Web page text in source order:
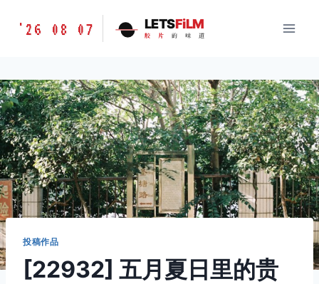
胶
味
道
LETSFILM
'26 08 07 LETSFiLM
胶 片 的 味 道
投稿作品
[22932] 五月夏日里的贵